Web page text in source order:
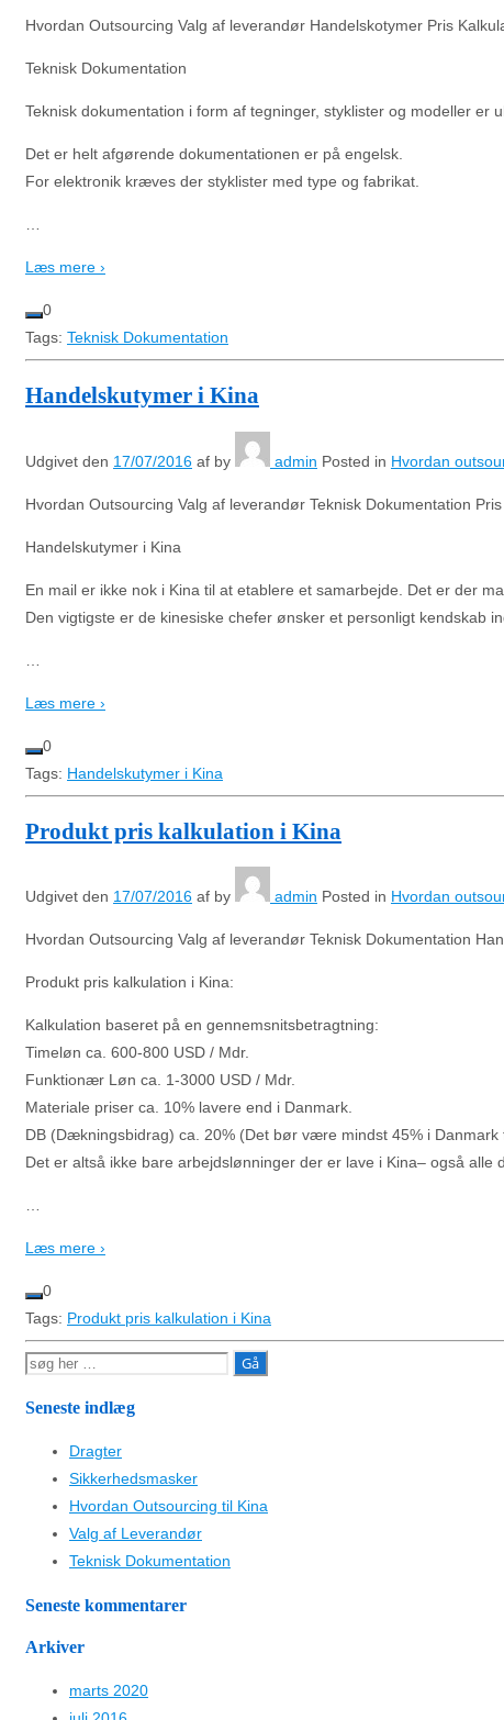
Hvordan Outsourcing Valg af leverandør Handelskotymer Pris
Teknisk Dokumentation
Teknisk dokumentation i form af tegninger, styklister og modeller er
Det er helt afgørende dokumentationen er på engelsk.
For elektronik kræves der styklister med type og fabrikat.
Læs mere ›
0
Tags: Teknisk Dokumentation
Handelskutymer i Kina
Udgivet den 17/07/2016 af by admin Posted in Hvordan
Hvordan Outsourcing Valg af leverandør Teknisk Dokumentation
Handelskutymer i Kina
En mail er ikke nok i Kina til at etablere et samarbejde. Det er der
Den vigtigste er de kinesiske chefer ønsker et personligt kendskab
Læs mere ›
0
Tags: Handelskutymer i Kina
Produkt pris kalkulation i Kina
Udgivet den 17/07/2016 af by admin Posted in Hvordan
Hvordan Outsourcing Valg af leverandør Teknisk Dokumentation
Produkt pris kalkulation i Kina:
Kalkulation baseret på en gennemsnitsbetragtning:
Timeløn ca. 600-800 USD / Mdr.
Funktionær Løn ca. 1-3000 USD / Mdr.
Materiale priser ca. 10% lavere end i Danmark.
DB (Dækningsbidrag) ca. 20% (Det bør være mindst 45% i
Det er altså ikke bare arbejdslønninger der er lave i Kina– også
…
Læs mere ›
0
Tags: Produkt pris kalkulation i Kina
Søg
Seneste indlæg
Dragter
Sikkerhedsmasker
Hvordan Outsourcing til Kina
Valg af Leverandør
Teknisk Dokumentation
Seneste kommentarer
Arkiver
marts 2020